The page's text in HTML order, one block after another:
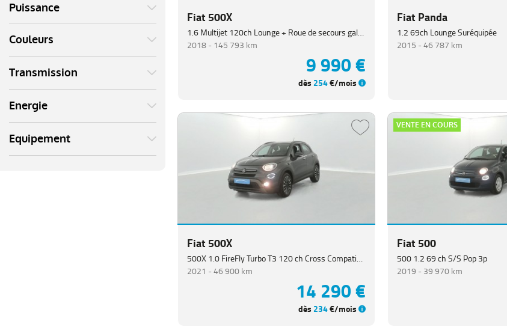
Puissance
Couleurs
Transmission
Energie
Equipement
Fiat 500X
1.6 Multijet 120ch Lounge + Roue de secours galette
2018 - 145 793 km
9 990 €
dès 254€/mois
Fiat Panda
1.2 69ch Lounge Suréquipée
2015 -46 787 km
Fiat 500X
500X 1.0 FireFly Turbo T3 120 ch Cross Compatible E85 ETHANOL 5p
2021 -46 900 km
14 290 €
dès 234€/mois
VENTE EN COURS
Fiat 500
500 1.2 69 ch S/S Pop 3p
2019 -39 970 km